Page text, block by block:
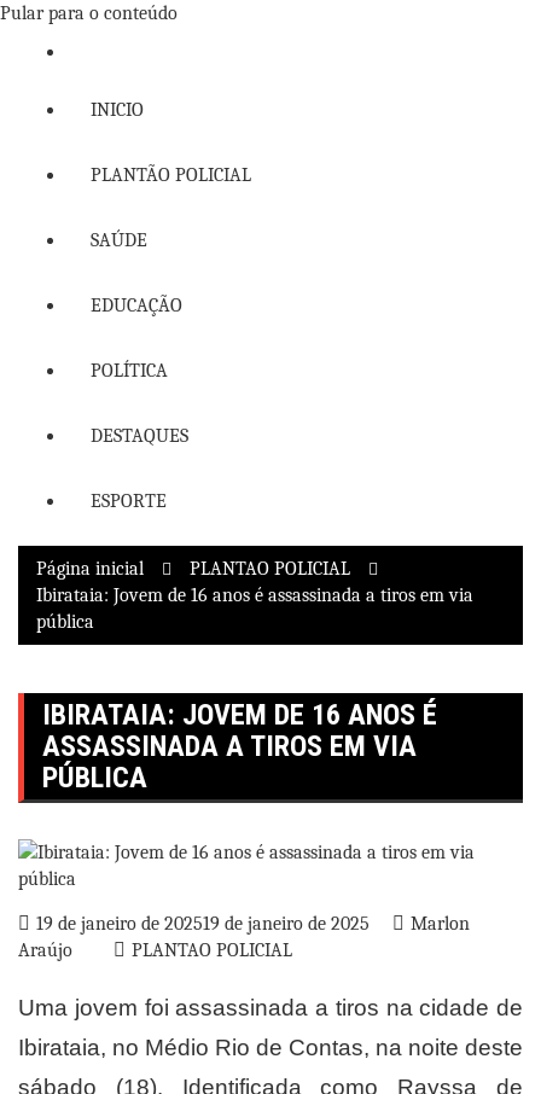
Pular para o conteúdo
INICIO
PLANTÃO POLICIAL
SAÚDE
EDUCAÇÃO
POLÍTICA
DESTAQUES
ESPORTE
Página inicial
PLANTAO POLICIAL
Ibirataia: Jovem de 16 anos é assassinada a tiros em via
pública
IBIRATAIA: JOVEM DE 16 ANOS É
ASSASSINADA A TIROS EM VIA
PÚBLICA
19 de janeiro de 202519 de janeiro de 2025
Marlon
Araújo
PLANTAO POLICIAL
Uma jovem foi assassinada a tiros na cidade de
Ibirataia, no Médio Rio de Contas, na noite deste
sábado (18). Identificada como Rayssa de